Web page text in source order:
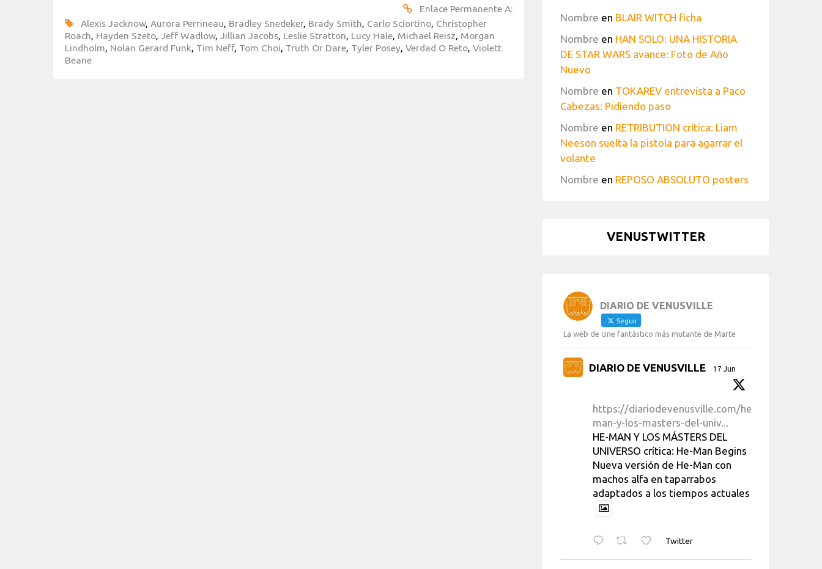
Enlace Permanente A:
Alexis Jacknow, Aurora Perrineau, Bradley Snedeker, Brady Smith, Carlo Sciortino, Christopher
Roach, Hayden Szeto, Jeff Wadlow, Jillian Jacobs, Leslie Stratton, Lucy Hale, Michael Reisz, Morgan
Lindholm, Nolan Gerard Funk, Tim Neff, Tom Choi, Truth Or Dare, Tyler Posey, Verdad O Reto, Violett
Beane
Nombre en BLAIR WITCH ficha
Nombre en HAN SOLO: UNA HISTORIA
DE STAR WARS avance: Foto de Año
Nuevo
Nombre en TOKAREV entrevista a Paco
Cabezas: Pidiendo paso
Nombre en RETRIBUTION crítica: Liam
Neeson suelta la pistola para agarrar el
volante
Nombre en REPOSO ABSOLUTO posters
VENUSTWITTER
DIARIO DE VENUSVILLE
Seguir
La web de cine fantástico más mutante de Marte
DIARIO DE VENUSVILLE 17 Jun
https://diariodevenusville.com/he-
man-y-los-masters-del-univ...
HE-MAN Y LOS MÁSTERS DEL
UNIVERSO crítica: He-Man Begins
Nueva versión de He-Man con
machos alfa en taparrabos
adaptados a los tiempos actuales
Twitter